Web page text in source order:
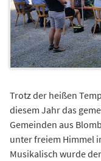
Trotz der heißen
diesem Jahr das
Gemeinden aus
unter freiem Himmel
Musikalisch wurde